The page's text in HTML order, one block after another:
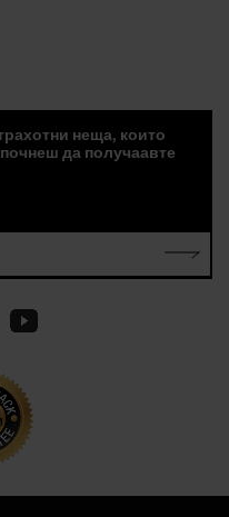
неща, които
да получаавте